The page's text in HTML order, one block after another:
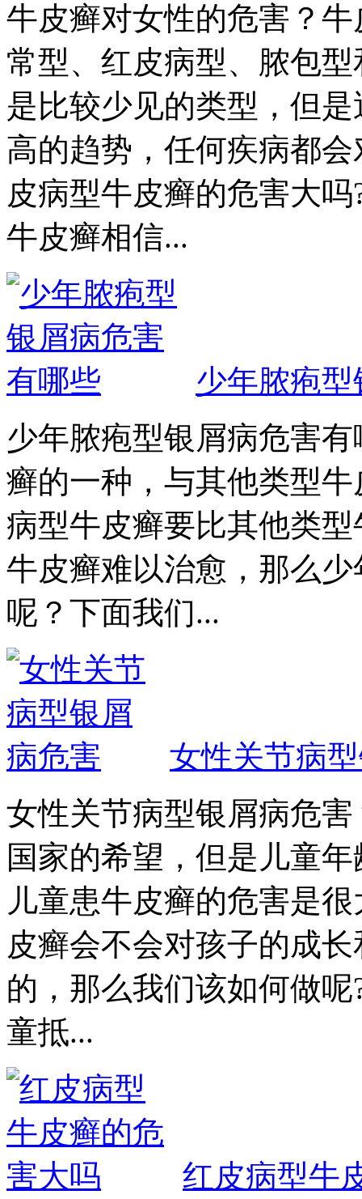
牛皮癣对女性的危害？
常型、红皮病型、脓包
是比较少见的类型，但
高的趋势，任何疾病都
皮病型牛皮癣的危害大
牛皮癣相信...
少年脓疱
少年脓疱型银屑病危害
癣的一种，与其他类型
病型牛皮癣要比其他类
牛皮癣难以治愈，那么
呢？下面我们...
女性关节病
女性关节病型银屑病危
国家的希望，但是儿童
儿童患牛皮癣的危害是
皮癣会不会对孩子的成
的，那么我们该如何做
童抵...
红皮病型牛